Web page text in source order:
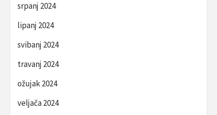
srpanj 2024
lipanj 2024
svibanj 2024
travanj 2024
ožujak 2024
veljača 2024